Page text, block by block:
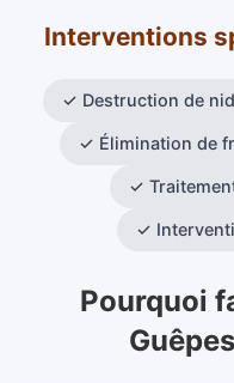
Interventions
✓ Destruction de
✓ Élimination de
✓
✓
Pourquoi
Guêpes